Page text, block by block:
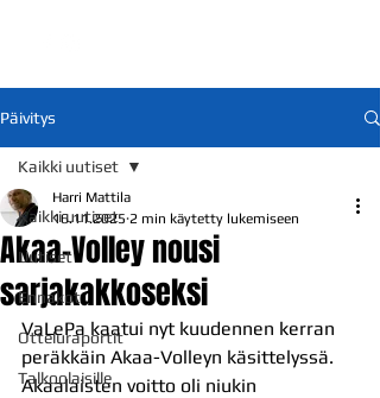
Päivitys
Kaikki uutiset
Uutiset
Ennakot
Otteluraportit
Talkoolaisille
Kaikki uutiset
Akaa-Volley nousi
sarjakakkoseksi
Harri Mattila
16.11.2025 2 min käytetty lukemiseen
VaLePa kaatui nyt kuudennen kerran
peräkkäin Akaa-Volleyn käsittelyssä.
Akaalaisten voitto oli niukin